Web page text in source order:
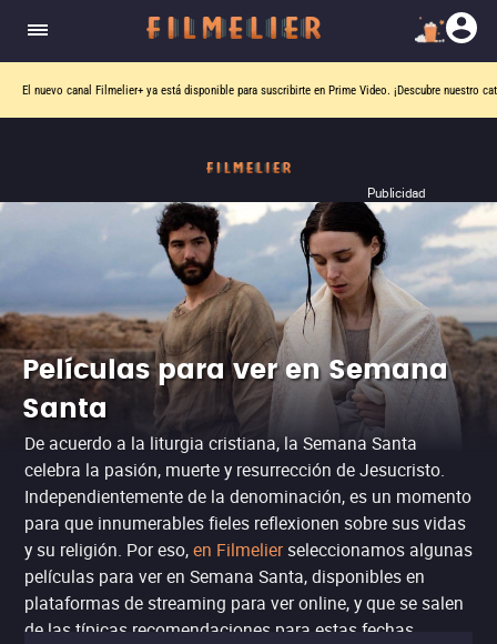
El nuevo canal Filmelier+ ya está disponible para suscribirte en Prime Video. ¡Descubre nuestro
Publicidad
Películas para ver en Semana
Santa
De acuerdo a la liturgia cristiana, la Semana Santa
celebra la pasión, muerte y resurrección de Jesucristo.
Independientemente de la denominación, es un momento
para que innumerables fieles reflexionen sobre sus vidas
y su religión. Por eso,en Filmelierseleccionamos algunas
películas para ver en Semana Santa, disponibles en
plataformas de streaming para ver online, y que se salen
de las típicas recomendaciones para estas fechas.